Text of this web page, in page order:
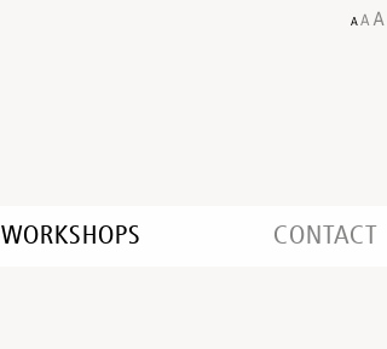
WORKSHOPS CONTACT